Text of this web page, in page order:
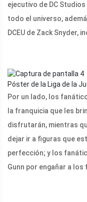
ejecutivo de DC
todo el universo,
DCEU de Zack Snyder,
Póster de la Liga de la
Por un lado, los
la franquicia que les
disfrutarán, mientras
dejar ir a figuras que
perfección; y los
Gunn por engañar a